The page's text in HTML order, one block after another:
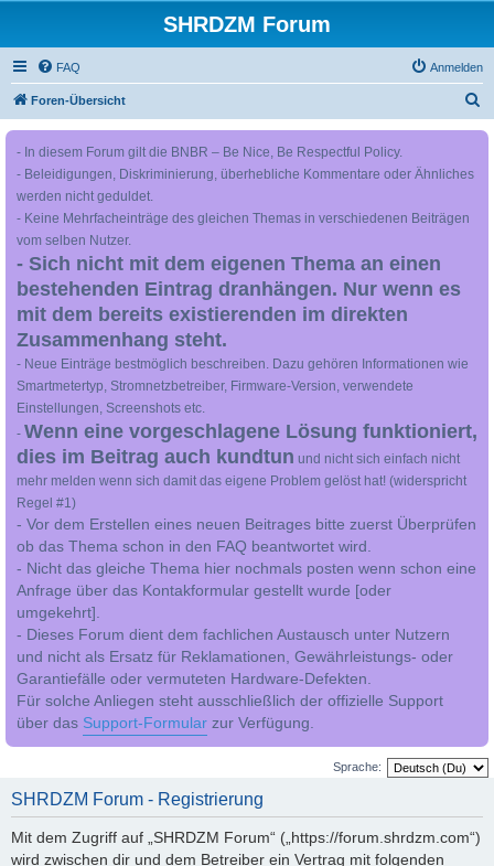
SHRDZM Forum
FAQ Anmelden
Foren-Übersicht
- In diesem Forum gilt die BNBR – Be Nice, Be Respectful Policy.
- Beleidigungen, Diskriminierung, überhebliche Kommentare oder Ähnliches
werden nicht geduldet.
- Keine Mehrfacheinträge des gleichen Themas in verschiedenen Beiträgen
vom selben Nutzer.
- Sich nicht mit dem eigenen Thema an einen
bestehenden Eintrag dranhängen. Nur wenn es
mit dem bereits existierenden im direkten
Zusammenhang steht.
- Neue Einträge bestmöglich beschreiben. Dazu gehören Informationen wie
Smartmetertyp, Stromnetzbetreiber, Firmware-Version, verwendete
Einstellungen, Screenshots etc.
- Wenn eine vorgeschlagene Lösung funktioniert,
dies im Beitrag auch kundtun und nicht sich einfach nicht
mehr melden wenn sich damit das eigene Problem gelöst hat! (widerspricht
Regel #1)
- Vor dem Erstellen eines neuen Beitrages bitte zuerst Überprüfen
ob das Thema schon in den FAQ beantwortet wird.
- Nicht das gleiche Thema hier nochmals posten wenn schon eine
Anfrage über das Kontakformular gestellt wurde [oder
umgekehrt].
- Dieses Forum dient dem fachlichen Austausch unter Nutzern
und nicht als Ersatz für Reklamationen, Gewährleistungs- oder
Garantiefälle oder vermuteten Hardware-Defekten.
Für solche Anliegen steht ausschließlich der offizielle Support
über das Support-Formular zur Verfügung.
Sprache:
SHRDZM Forum - Registrierung
Mit dem Zugriff auf „SHRDZM Forum“ („https://forum.shrdzm.com“)
wird zwischen dir und dem Betreiber ein Vertrag mit folgenden